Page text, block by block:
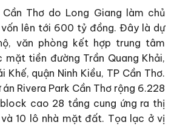
Cần Thơ do Long Giang làm chủ
lên tới 600 tỷ đồng. Đây là dự
văn phòng kết hợp trung tâm
tiền đường Trần Quang Khải,
Khế, quận Ninh Kiều, TP Cần Thơ.
Rivera Park Cần Thơ rộng 6.228
cao 28 tầng cung ứng ra thị
10 lô nhà mặt đất. Tọa lạc ở vị